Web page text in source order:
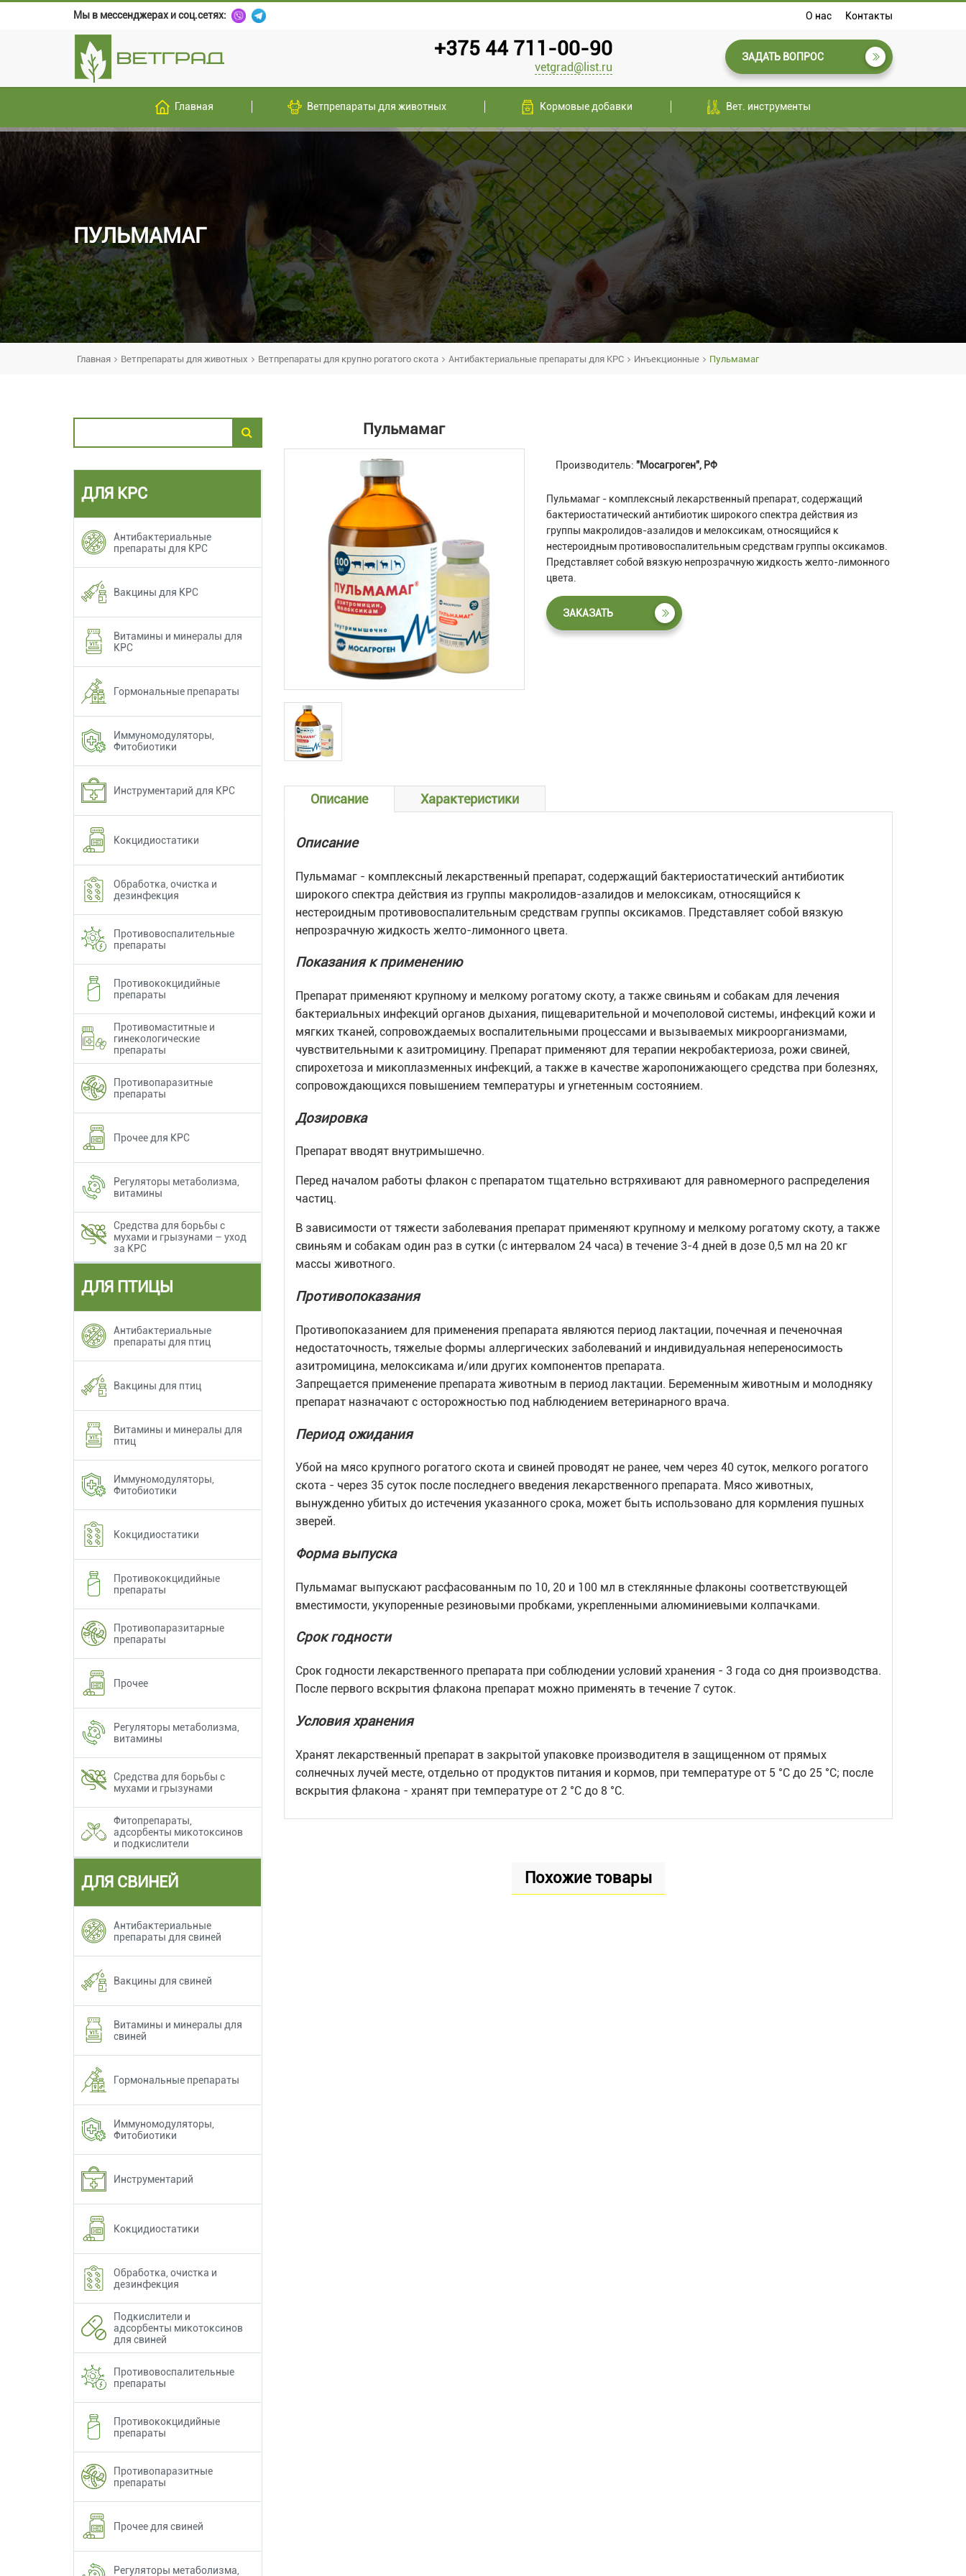
Мы в мессенджерах и соц.сетях: О нас Контакты
+375 44 711-00-90
vetgrad@list.ru
ЗАДАТЬ ВОПРОС
Главная Ветпрепараты для животных Кормовые добавки Вет. инструменты
ПУЛЬМАМАГ
Главная Ветпрепараты для животных Ветпрепараты для крупно рогатого скота Антибактериальные препараты для КРС Инъекционные Пульмамаг
Пульмамаг
Производитель:"Мосагроген", РФ
Пульмамаг - комплексный лекарственный препарат, содержащий
бактериостатический антибиотик широкого спектра действия из
группы макролидов-азалидов и мелоксикам, относящийся к
нестероидным противовоспалительным средствам группы оксикамов.
Представляет собой вязкую непрозрачную жидкость желто-лимонного
цвета.
ЗАКАЗАТЬ
Описание Характеристики
Описание
Пульмамаг - комплексный лекарственный препарат, содержащий бактериостатический антибиотик
широкого спектра действия из группы макролидов-азалидов и мелоксикам, относящийся к
нестероидным противовоспалительным средствам группы оксикамов. Представляет собой вязкую
непрозрачную жидкость желто-лимонного цвета.
Показания к применению
Препарат применяют крупному и мелкому рогатому скоту, а также свиньям и собакам для лечения
бактериальных инфекций органов дыхания, пищеварительной и мочеполовой системы, инфекций кожи и
мягких тканей, сопровождаемых воспалительными процессами и вызываемых микроорганизмами,
чувствительными к азитромицину. Препарат применяют для терапии некробактериоза, рожи свиней,
спирохетоза и микоплазменных инфекций, а также в качестве жаропонижающего средства при болезнях,
сопровождающихся повышением температуры и угнетенным состоянием.
Дозировка
Препарат вводят внутримышечно.
Перед началом работы флакон с препаратом тщательно встряхивают для равномерного распределения
частиц.
В зависимости от тяжести заболевания препарат применяют крупному и мелкому рогатому скоту, а также
свиньям и собакам один раз в сутки (с интервалом 24 часа) в течение 3-4 дней в дозе 0,5 мл на 20 кг
массы животного.
Противопоказания
Противопоказанием для применения препарата являются период лактации, почечная и печеночная
недостаточность, тяжелые формы аллергических заболеваний и индивидуальная непереносимость
азитромицина, мелоксикама и/или других компонентов препарата.
Запрещается применение препарата животным в период лактации. Беременным животным и молодняку
препарат назначают с осторожностью под наблюдением ветеринарного врача.
Период ожидания
Убой на мясо крупного рогатого скота и свиней проводят не ранее, чем через 40 суток, мелкого рогатого
скота - через 35 суток после последнего введения лекарственного препарата. Мясо животных,
вынужденно убитых до истечения указанного срока, может быть использовано для кормления пушных
зверей.
Форма выпуска
Пульмамаг выпускают расфасованным по 10, 20 и 100 мл в стеклянные флаконы соответствующей
вместимости, укупоренные резиновыми пробками, укрепленными алюминиевыми колпачками.
Срок годности
Срок годности лекарственного препарата при соблюдении условий хранения - 3 года со дня производства.
После первого вскрытия флакона препарат можно применять в течение 7 суток.
Условия хранения
Хранят лекарственный препарат в закрытой упаковке производителя в защищенном от прямых
солнечных лучей месте, отдельно от продуктов питания и кормов, при температуре от 5 °С до 25 °С; после
вскрытия флакона - хранят при температуре от 2 °С до 8 °С.
Похожие товары
ДЛЯ КРС
Антибактериальные
препараты для КРС
Вакцины для КРС
Витамины и минералы для
КРС
Гормональные препараты
Иммуномодуляторы,
Фитобиотики
Инструментарий для КРС
Кокцидиостатики
Обработка, очистка и
дезинфекция
Противовоспалительные
препараты
Противококцидийные
препараты
Противомаститные и
гинекологические
препараты
Противопаразитные
препараты
Прочее для КРС
Регуляторы метаболизма,
витамины
Средства для борьбы с
мухами и грызунами – уход
за КРС
ДЛЯ ПТИЦЫ
Антибактериальные
препараты для птиц
Вакцины для птиц
Витамины и минералы для
птиц
Иммуномодуляторы,
Фитобиотики
Кокцидиостатики
Противококцидийные
препараты
Противопаразитарные
препараты
Прочее
Регуляторы метаболизма,
витамины
Средства для борьбы с
мухами и грызунами
Фитопрепараты,
адсорбенты микотоксинов
и подкислители
ДЛЯ СВИНЕЙ
Антибактериальные
препараты для свиней
Вакцины для свиней
Витамины и минералы для
свиней
Гормональные препараты
Иммуномодуляторы,
Фитобиотики
Инструментарий
Кокцидиостатики
Обработка, очистка и
дезинфекция
Подкислители и
адсорбенты микотоксинов
для свиней
Противовоспалительные
препараты
Противококцидийные
препараты
Противопаразитные
препараты
Прочее для свиней
Регуляторы метаболизма,